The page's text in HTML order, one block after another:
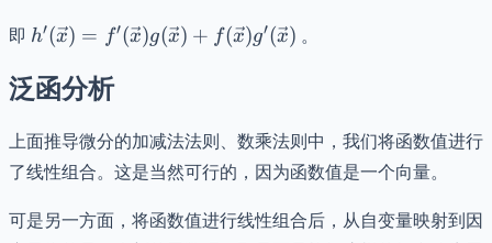
即 h'(\vec{x}) =
+
f(\vec{x})g'(\vec{x})
h′(x) = f′(x)g(x) + f(x)g′(x) 。
泛函分析
上面推导微分的加减法法则、数乘法则中，我们将函数值进行
了线性组合。这是当然可行的，因为函数值是一个向量。
可是另一方面，将函数值进行线性组合后，从自变量映射到因